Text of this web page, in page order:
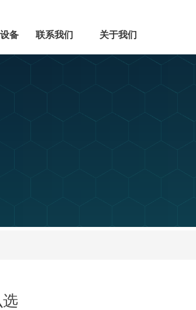
备 联系我们 关于我们